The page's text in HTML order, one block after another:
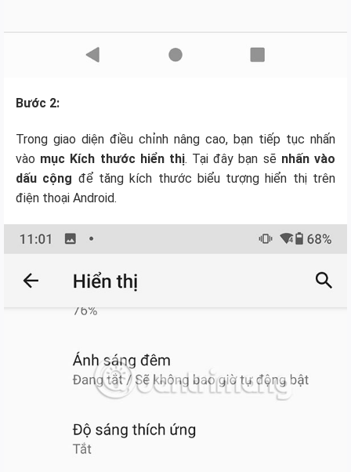
Bước 2:
Trong giao diện điều chỉnh nâng cao, bạn tiếp tục nhấn
vào mục Kích thước hiển thị. Tại đây bạn sẽ nhấn vào
dấu cộng để tăng kích thước biểu tượng hiển thị trên
điện thoại Android.